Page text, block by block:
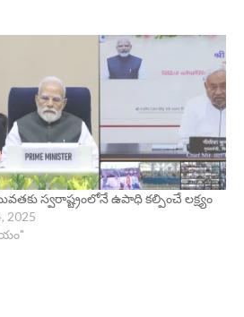
స్వరాష్ట్రంలోనే ఉపాధి కల్పించే లక్ష్యం
2025